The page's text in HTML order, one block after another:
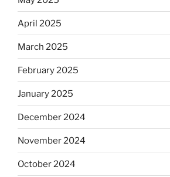
April 2025
March 2025
February 2025
January 2025
December 2024
November 2024
October 2024